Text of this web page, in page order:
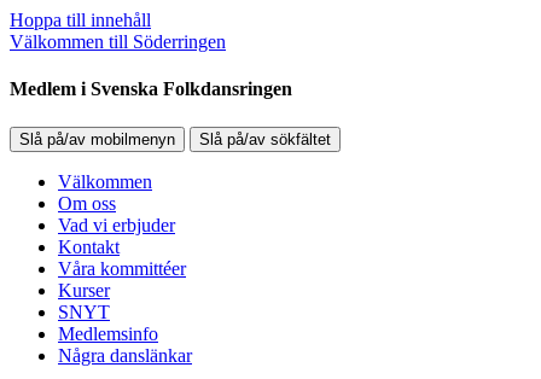
Hoppa till innehåll
Välkommen till Söderringen
Medlem i Svenska Folkdansringen
Slå på/av mobilmenyn Slå på/av sökfältet
Välkommen
Om oss
Vad vi erbjuder
Kontakt
Våra kommittéer
Kurser
SNYT
Medlemsinfo
Några danslänkar